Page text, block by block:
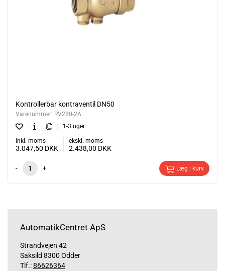
Kontrollerbar kontraventil DN50
Varenummer: RV280-2A
1-3 uger
inkl. moms
3.047,50 DKK
ekskl. moms
2.438,00 DKK
- + Læg i kurv
AutomatikCentret ApS
Strandvejen 42
Saksild 8300 Odder
Tlf.:86626364